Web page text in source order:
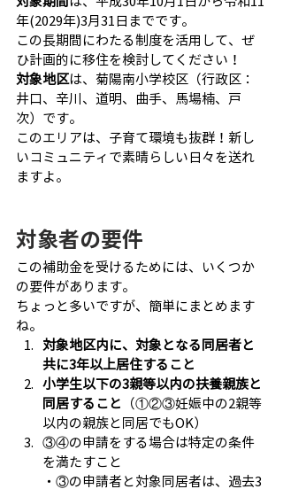
年(2029年)3月31日までです。
この長期間にわたる制度を活用して、ぜ
ひ計画的に移住を検討してください！
対象地区は、菊陽南小学校区（行政区：
井口、辛川、道明、曲手、馬場楠、戸
次）です。
このエリアは、子育て環境も抜群！新し
いコミュニティで素晴らしい日々を送れ
ますよ。
対象者の要件
この補助金を受けるためには、いくつか
の要件があります。
ちょっと多いですが、簡単にまとめます
ね。
対象地区内に、対象となる同居者と
共に3年以上居住すること
小学生以下の3親等以内の扶養親族と
同居すること
（①②③妊娠中の2親等
以内の親族と同居でもOK）
③④の申請をする場合は特定の条件
を満たすこと
・③の申請者と対象同居者は、過去3